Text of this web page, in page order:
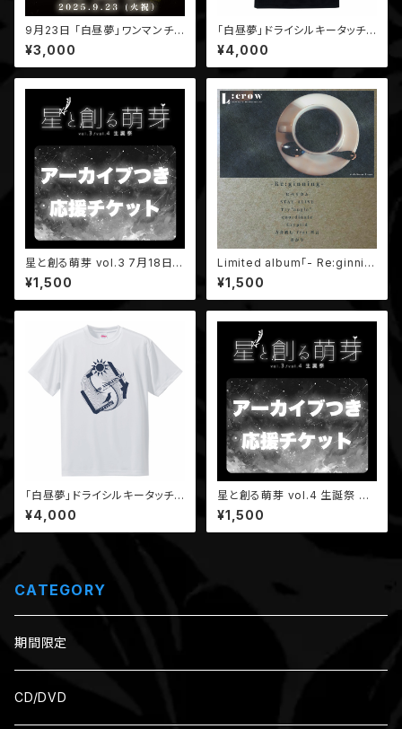
9月23日 「白昼夢」ワンマンチケ
ット
¥3,000
「白昼夢」ドライシルキータッチT
シャツ（黒）/受注生産分
¥4,000
星と創る萌芽 vol.3 7月18日
「アーカイブ付き応援チケット」
¥1,500
Limited album「- Re:ginnin
g-」
¥1,500
「白昼夢」ドライシルキータッチT
シャツ（白）/受注生産分
¥4,000
星と創る萌芽 vol.4 生誕祭 8
月27日「アーカイブ付き応援チ
ケット」
¥1,500
CATEGORY
期間限定
CD/DVD